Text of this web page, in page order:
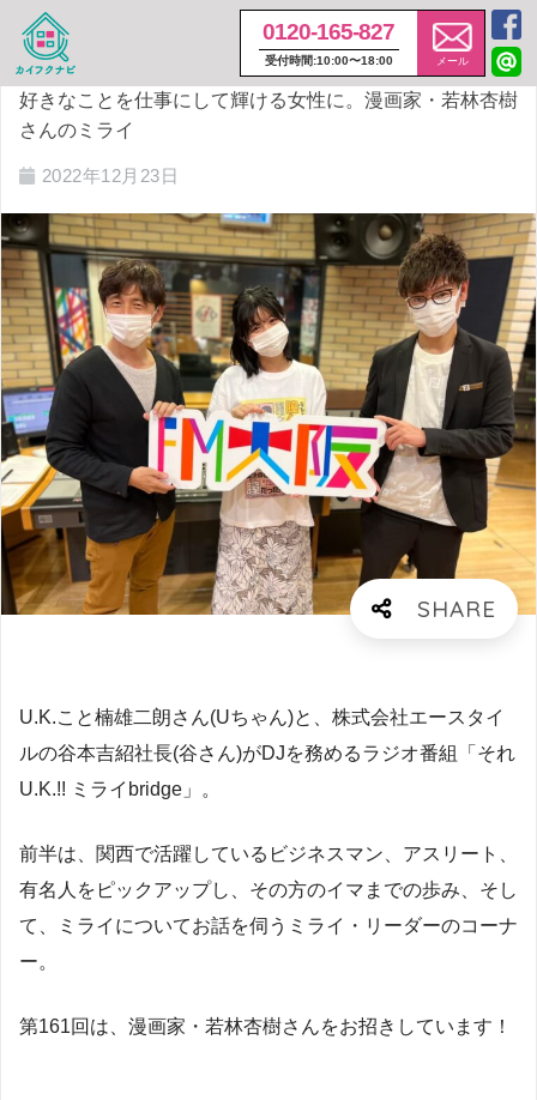
0120-165-827
受付時間:10:00〜18:00 メール
ホーム
好きなことを仕事にして輝ける女性に。漫画家・若林杏樹
さんのミライ
2022年12月23日
U.K.こと楠雄二朗さん(Uちゃん)と、株式会社エースタイ
ルの谷本吉紹社長(谷さん)がDJを務めるラジオ番組「それ
U.K.!! ミライbridge」。
前半は、関西で活躍しているビジネスマン、アスリート、
有名人をピックアップし、その方のイマまでの歩み、そし
て、ミライについてお話を伺うミライ・リーダーのコーナ
ー。
第161回は、漫画家・若林杏樹さんをお招きしています！